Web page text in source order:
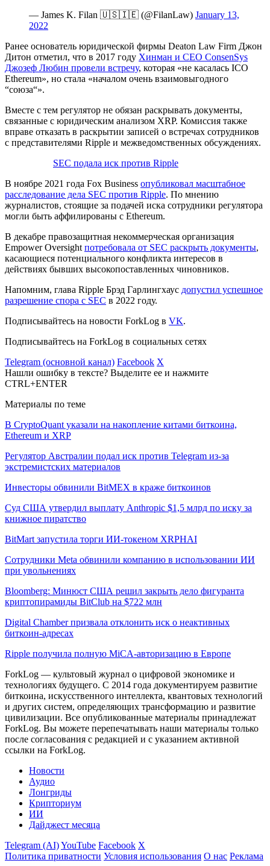
— James K. Filan 🇺🇸🇮🇪 (@FilanLaw) January 13,
2022
Ранее основатель юридической фирмы Deaton Law Firm Джон
Дитон отметил, что в 2017 году Хинман и CEO ConsenSys
Джозеф Любин провели встречу, которая «не касалась ICO
Ethereum», но стала «началом очень взаимовыгодного
“союза“».
Вместе с тем регулятор не обязан раскрывать документы,
связанные с юридическим анализом XRP. Комиссия также
вправе отказать в раскрытии записей о встречах сотрудников
с представителями Ripple и межведомственных обсуждениях.
SEC подала иск против Ripple
В ноябре 2021 года Fox Business опубликовал масштабное
расследование дела SEC против Ripple. По мнению
журналистов, стоящие за подачей иска сотрудники регулятора
могли быть аффилированы с Ethereum.
В декабре правозащитная некоммерческая организация
Empower Oversight потребовала от SEC раскрыть документы,
касающиеся потенциального конфликта интересов в
действиях бывших высокопоставленных чиновников.
Напомним, глава Ripple Брэд Гарлингхаус допустил успешное
разрешение спора с SEC в 2022 году.
Подписывайтесь на новости ForkLog в VK.
Подписывайтесь на ForkLog в социальных сетях
Telegram (основной канал) Facebook X
Нашли ошибку в тексте? Выделите ее и нажмите
CTRL+ENTER
Материалы по теме
В CryptoQuant указали на накопление китами биткоина,
Ethereum и XRP
Регулятор Австралии подал иск против Telegram из-за
экстремистских материалов
Инвесторы обвинили BitMEX в краже биткоинов
Суд США утвердил выплату Anthropic $1,5 млрд по иску за
книжное пиратство
BitMart запустила торги ИИ-токеном XRPHAI
Сотрудники Meta обвинили компанию в использовании ИИ
при увольнениях
Bloomberg: Минюст США решил закрыть дело фигуранта
криптопирамиды BitClub на $722 млн
Digital Chamber призвала отклонить иск о неактивных
биткоин-адресах
Ripple получила полную MiCA-авторизацию в Европе
ForkLog — культовый журнал о цифровой экономике и
технологиях будущего. С 2014 года документируем развитие
биткоина, искусственного интеллекта, квантовых технологий
и других систем, определяющих трансформацию и развитие
цивилизации. Все опубликованные материалы принадлежат
ForkLog. Вы можете перепечатывать наши материалы только
после согласования с редакцией и с указанием активной
ссылки на ForkLog.
Новости
Аудио
Лонгриды
Крипториум
ИИ
Дайджест месяца
Telegram (AI)YouTube Facebook X
Политика приватности Условия использования О нас Реклама